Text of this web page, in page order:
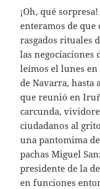
¡Oh, qué
enteramos de que
rasgados rituales
las negociaciones
leímos el lunes en
de Navarra, hasta
que reunió en
carcunda,
ciudadanos al
una pantomima
pachas Miguel
presidente de la
en funciones